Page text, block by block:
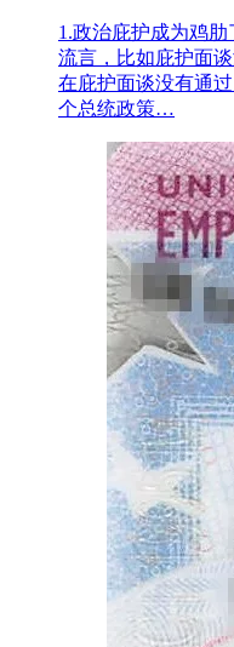
1.政治庇护成为鸡
流言，比如庇护面
在庇护面谈没有通
个总统政策…